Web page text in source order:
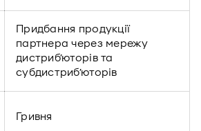
Придбання продукції
партнера через мережу
дистриб’юторів та
субдистриб’юторів
Гривня